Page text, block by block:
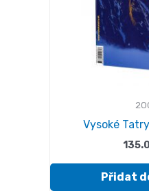
Vysoké
Přidat